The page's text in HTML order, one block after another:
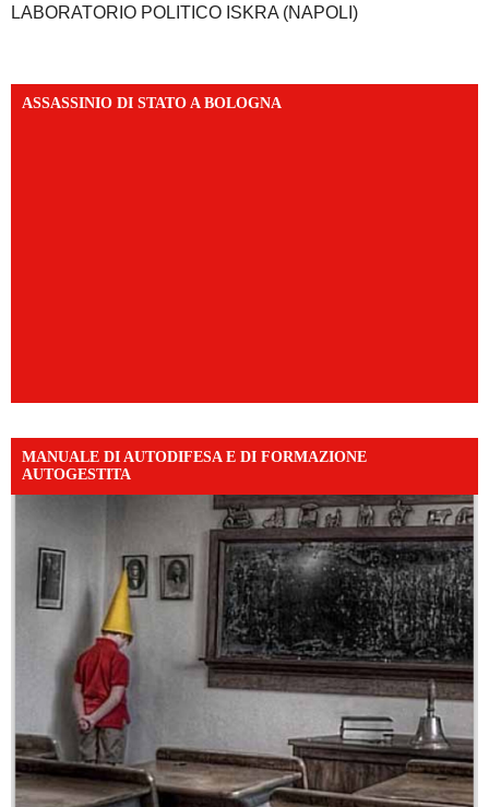
LABORATORIO POLITICO ISKRA (NAPOLI)
ASSASSINIO DI STATO A BOLOGNA
MANUALE DI AUTODIFESA E DI FORMAZIONE
AUTOGESTITA